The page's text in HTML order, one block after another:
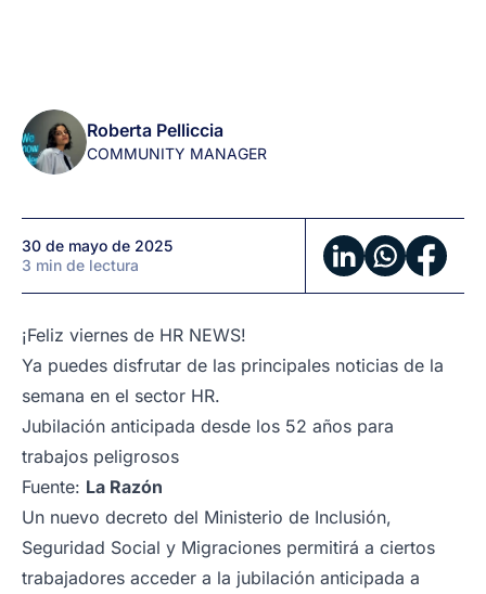
mayo:
Noticias
de
en
1
minuto
Roberta Pelliccia
COMMUNITY MANAGER
30 de mayo de 2025
3 min de lectura
¡Feliz viernes de HR NEWS!
Ya puedes disfrutar de las principales noticias de la
semana en el sector HR.
Jubilación anticipada desde los 52 años para
trabajos peligrosos
Fuente: La Razón
Un nuevo decreto del Ministerio de Inclusión,
Seguridad Social y Migraciones permitirá a ciertos
trabajadores acceder a la jubilación anticipada a